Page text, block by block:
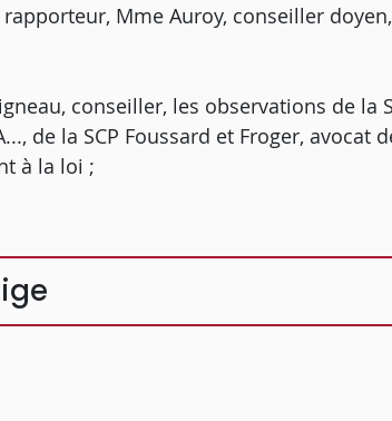
Mme Auroy, conseiller
conseiller, les observations de la
de la SCP Foussard et Froger, avocat
à la loi ;